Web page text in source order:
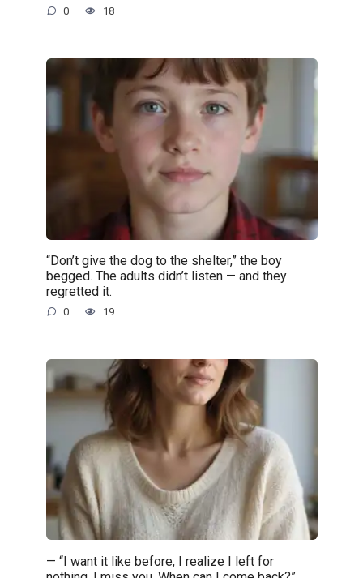
0 18
“Don’t give the dog to the shelter,” the boy
begged. The adults didn’t listen — and they
regretted it.
0 19
— “I want it like before, I realize I left for